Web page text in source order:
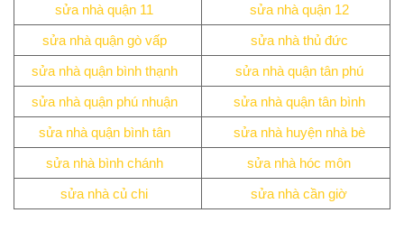
sửa nhà quận 11
sửa nhà quận 12
sửa nhà quận gò vấp
sửa nhà thủ đức
sửa nhà quận bình thạnh
sửa nhà quận tân phú
sửa nhà quận phú nhuận
sửa nhà quận tân bình
sửa nhà quận bình tân
sửa nhà huyện nhà bè
sửa nhà bình chánh
sửa nhà hóc môn
sửa nhà củ chi
sửa nhà cần giờ